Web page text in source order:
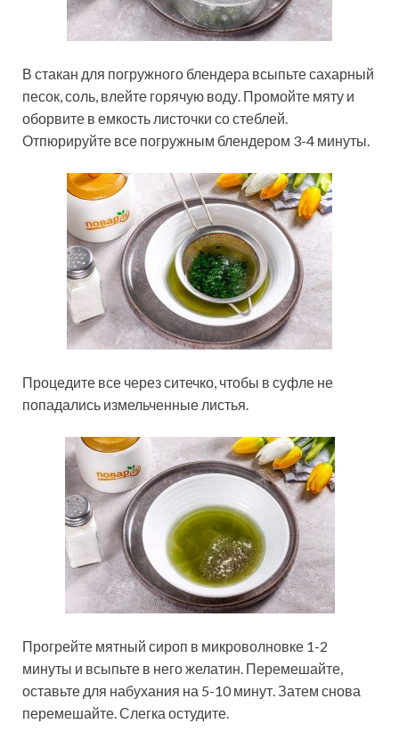
В стакан для погружного блендера всыпьте сахарный
песок, соль, влейте горячую воду. Промойте мяту и
оборвите в емкость листочки со стеблей.
Отпюрируйте все погружным блендером 3-4 минуты.
Процедите все через ситечко, чтобы в суфле не
попадались измельченные листья.
Прогрейте мятный сироп в микроволновке 1-2
минуты и всыпьте в него желатин. Перемешайте,
оставьте для набухания на 5-10 минут. Затем снова
перемешайте. Слегка остудите.